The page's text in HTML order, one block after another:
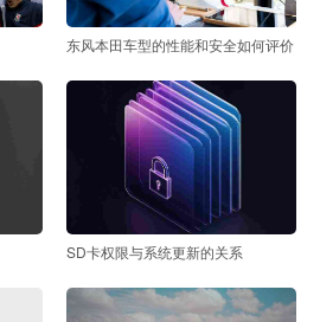
东风本田车型的性能和安全如何评价
SD卡权限与系统更新的关系